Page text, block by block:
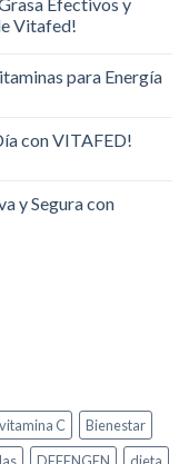
Vitafed!
para Energía
con VITAFED!
y Segura con
C
Bienestar